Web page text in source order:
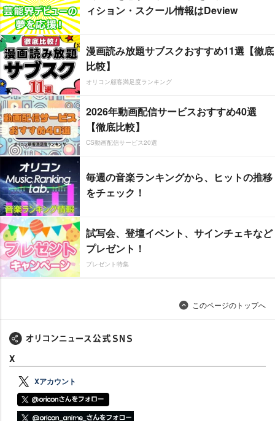
ィション・スクール情報はDeview
漫画読み放題サブスクおすすめ11選【徹底
比較】
オリコン顧客満足度ランキング
2026年動画配信サービスおすすめ40選
【徹底比較】
CS動画配信サービス20選
毎週の音楽ランキングから、ヒットの推移
をチェック！
試写会、登壇イベント、サインチェキなど
プレゼント！
プレゼント特集
このページのトップへ
X
Xアカウント